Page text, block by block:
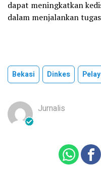
dapat meningkatkan
dalam menjalankan
Bekasi Dinkes
Jurnalis